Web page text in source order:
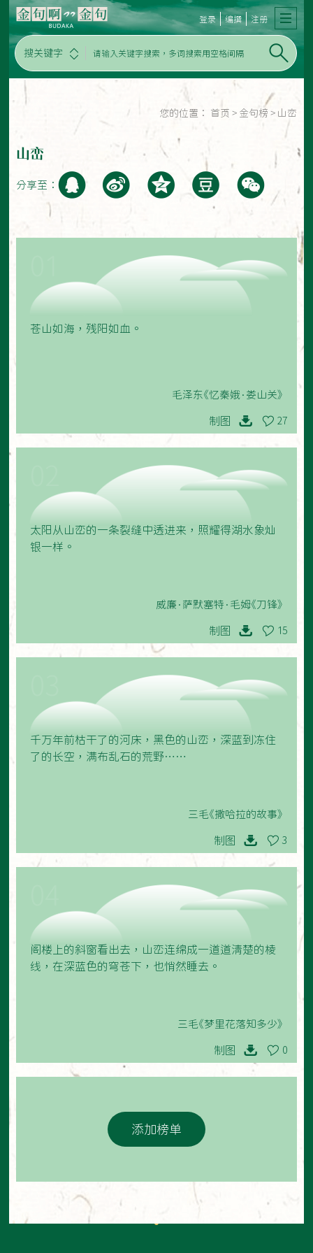
搜关键字
登录 编撰 注册
您的位置： 首页 > 金句榜 > 山峦
山峦
分享至：
苍山如海，残阳如血。
毛泽东《忆秦娥·娄山关》
制图 27
太阳从山峦的一条裂缝中透进来，照耀得湖水象灿
银一样。
威廉·萨默塞特·毛姆《刀锋》
制图 15
千万年前枯干了的河床，黑色的山峦，深蓝到冻住
了的长空，满布乱石的荒野……
三毛《撒哈拉的故事》
制图 3
阁楼上的斜窗看出去，山峦连绵成一道道清楚的棱
线，在深蓝色的穹苍下，也悄然睡去。
三毛《梦里花落知多少》
制图 0
添加榜单